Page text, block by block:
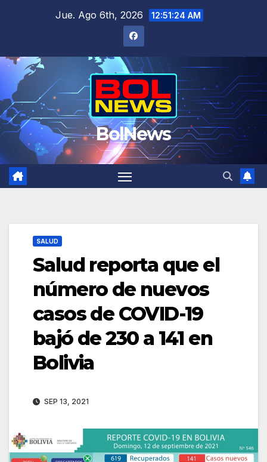
Jue. Ago 6th, 2026 12:51:25 AM
BolNews
SALUD
Salud reporta que el
número de nuevos
casos de COVID-19
bajó de 230 a 141 en
Bolivia
SEP 13, 2021